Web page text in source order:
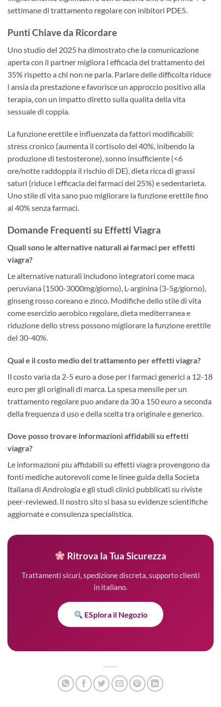
settimane di trattamento regolare con inibitori PDE5.
Punti Chiave da Ricordare
Uno studio del 2025 ha dimostrato che la comunicazione
aperta con il partner migliora l efficacia del trattamento del
35% rispetto a chi non ne parla. Parlare delle difficolta riduce
l ansia da prestazione e favorisce un approccio positivo alla
terapia, con un impatto diretto sulla qualita della vita
sessuale di coppia.
La funzione erettile e influenzata da fattori modificabili:
stress cronico (aumenta il cortisolo del 40%, inibendo la
produzione di testosterone), sonno insufficiente (<6
ore/notte raddoppia il rischio di DE), dieta ricca di grassi
saturi (riduce l efficacia dei farmaci del 25%) e sedentarieta.
Uno stile di vita sano puo migliorare la funzione erettile fino
al 40% senza farmaci.
Domande Frequenti su Effetti Viagra
Quali sono le alternative naturali ai farmaci per effetti
viagra?
Le alternative naturali includono integratori come maca
peruviana (1500-3000mg/giorno), L-arginina (3-5g/giorno),
ginseng rosso coreano e zinco. Modifiche dello stile di vita
come esercizio aerobico regolare, dieta mediterranea e
riduzione dello stress possono migliorare la funzione erettile
del 30-40%.
Qual e il costo medio del trattamento per effetti viagra?
Il costo varia da 2-5 euro a dose per i farmaci generici a 12-18
euro per gli originali di marca. La spesa mensile per un
trattamento regolare puo andare da 30 a 150 euro a seconda
della frequenza d uso e della scelta tra originale e generico.
Dove posso trovare informazioni affidabili su effetti
viagra?
Le informazioni piu affidabili su effetti viagra provengono da
fonti mediche autorevoli come le linee guida della Societa
Italiana di Andrologia e gli studi clinici pubblicati su riviste
peer-reviewed. Il nostro sito si basa su evidenze scientifiche
aggiornate e consulenza specialistica.
Ritrova la Tua Sicurezza
Trattamenti sicuri, spedizione discreta, supporto clienti
in italiano.
ESplora il Negozio